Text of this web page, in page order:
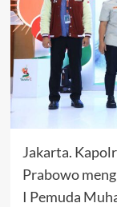
Jakarta.
Prabowo
I Pemuda